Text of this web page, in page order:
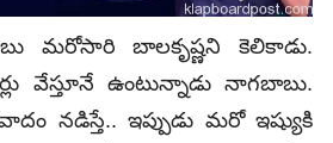
మరోసారి బాలకృష్ణని కెలికాడు.
వేస్తూనే ఉంటున్నాడు నాగబాబు.
నడిస్తే.. ఇప్పుడు మరో ఇష్యుకి